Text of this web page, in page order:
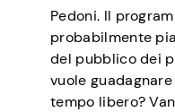
Pedoni. Il
probabilmente
del pubblico dei
vuole
tempo libero?